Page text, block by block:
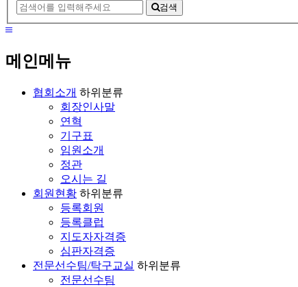
검색
메
보
메인메뉴
협회소개 하위분류
회장인사말
연혁
기구표
임원소개
정관
오시는 길
회원현황 하위분류
등록회원
등록클럽
지도자자격증
심판자격증
전문선수팀/탁구교실 하위분류
전문선수팀